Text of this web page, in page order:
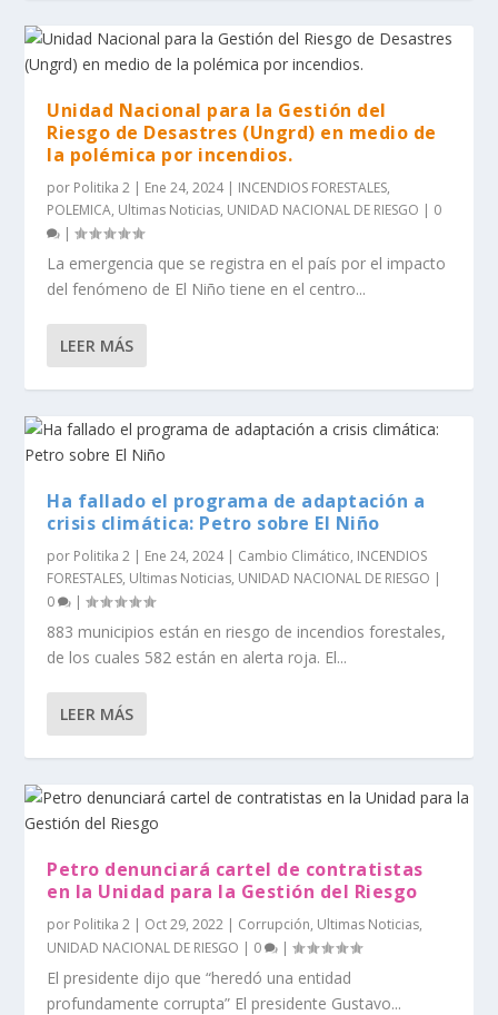
Unidad Nacional para la Gestión del
Riesgo de Desastres (Ungrd) en medio de
la polémica por incendios.
por Politika 2 | Ene 24, 2024| INCENDIOS FORESTALES,
POLEMICA, Ultimas Noticias, UNIDAD NACIONAL DE RIESGO | 0
|
La emergencia que se registra en el país por el impacto
del fenómeno de El Niño tiene en el centro...
LEER MÁS
Ha fallado el programa de adaptación a
crisis climática: Petro sobre El Niño
por Politika 2 | Ene 24, 2024| Cambio Climático, INCENDIOS
FORESTALES, Ultimas Noticias, UNIDAD NACIONAL DE RIESGO |
0
|
883 municipios están en riesgo de incendios forestales,
de los cuales 582 están en alerta roja. El...
LEER MÁS
Petro denunciará cartel de contratistas
en la Unidad para la Gestión del Riesgo
por Politika 2 | Oct 29, 2022 | Corrupción, Ultimas Noticias,
UNIDAD NACIONAL DE RIESGO | 0 |
El presidente dijo que “heredó una entidad
profundamente corrupta” El presidente Gustavo...